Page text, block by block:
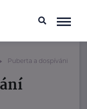
Puberta a dospívání